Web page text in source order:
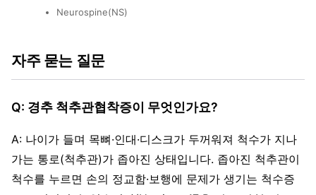
Neurospine(NS)
자주 묻는 질문
Q: 경추 척추관협착증이 무엇인가요?
A: 나이가 들며 목뼈·인대·디스크가 두꺼워져 척수가 지나
가는 통로(척추관)가 좁아진 상태입니다. 좁아진 척추관이
척수를 누르면 손의 정교함·보행에 문제가 생기는 척수증